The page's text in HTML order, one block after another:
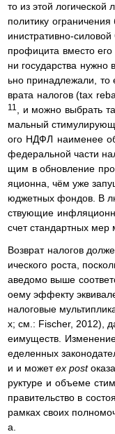
то из этой логической
политику
инистративно-
профицита вместо
ни государства нужно
ьно принадлежали, то
врата налогов (tax
11
, и можно выбрать
мальный
ого НДФЛ наименее
федеральной части
щим в обновление
яционна, чём уже
юджетных фондов. В
ствующие
счет стандартных мер
Возврат налогов
ического роста,
аведомо выше
оему эффекту
налоговые
х; см.: Fischer, 2012),
еимуществ.
еделенных
и и можетex post
руктуре и объеме
правительство в
рамках своих
а.